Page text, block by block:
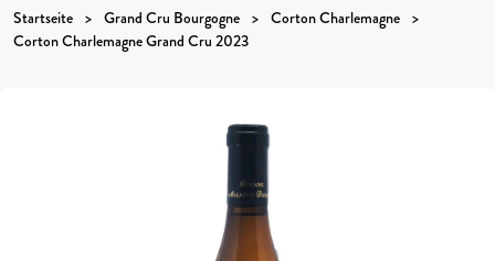
Startseite Grand Cru Bourgogne
Corton Charlemagne
Corton Charlemagne Grand Cru 2023